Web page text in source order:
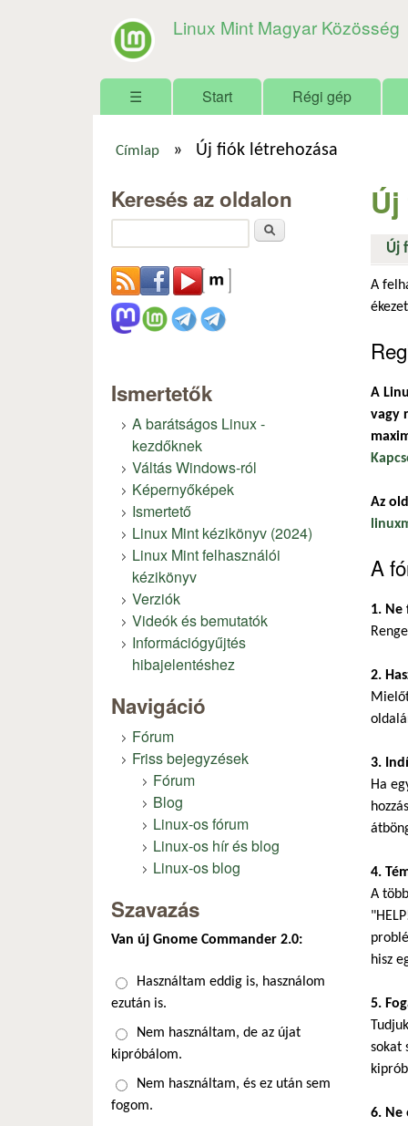
Linux Mint Magyar Közösség
Főmenü
☰ Start Régi gép
Címlap » Új fiók létrehozása
Új
A
A
vagy
Az
A
1. Ne
2.
3.
Ha
4.
A
hisz
5.
sokat
6. Ne
Keresés az oldalon
Ismertetők
A barátságos Linux -
kezdőknek
Váltás Windows-ról
Képernyőképek
Ismertető
Linux Mint kézikönyv (2024)
Linux Mint felhasználói
kézikönyv
Verziók
Videók és bemutatók
Információgyűjtés
hibajelentéshez
Navigáció
Fórum
Friss bejegyzések
Fórum
Blog
Linux-os fórum
Linux-os hír és blog
Linux-os blog
Szavazás
Van új Gnome Commander 2.0:
Választások
Használtam eddig is, használom
ezután is.
Nem használtam, de az újat
kipróbálom.
Nem használtam, és ez után sem
fogom.